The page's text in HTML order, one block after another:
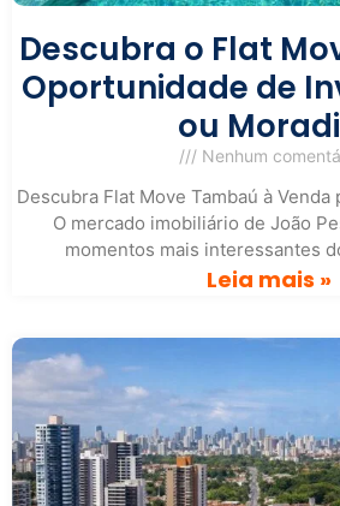
Descubra o Flat
Oportunidade de
ou
Nenhum
Descubra Flat Move Tambaú à
O mercado imobiliário de João
momentos mais interessantes
Leia mais »